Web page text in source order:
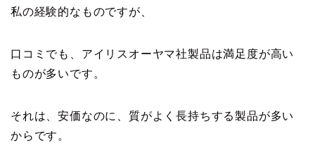
私の経験的なものですが、
口コミでも、アイリスオーヤマ社製品は満足度が高い
ものが多いです。
それは、安価なのに、質がよく長持ちする製品が多い
からです。